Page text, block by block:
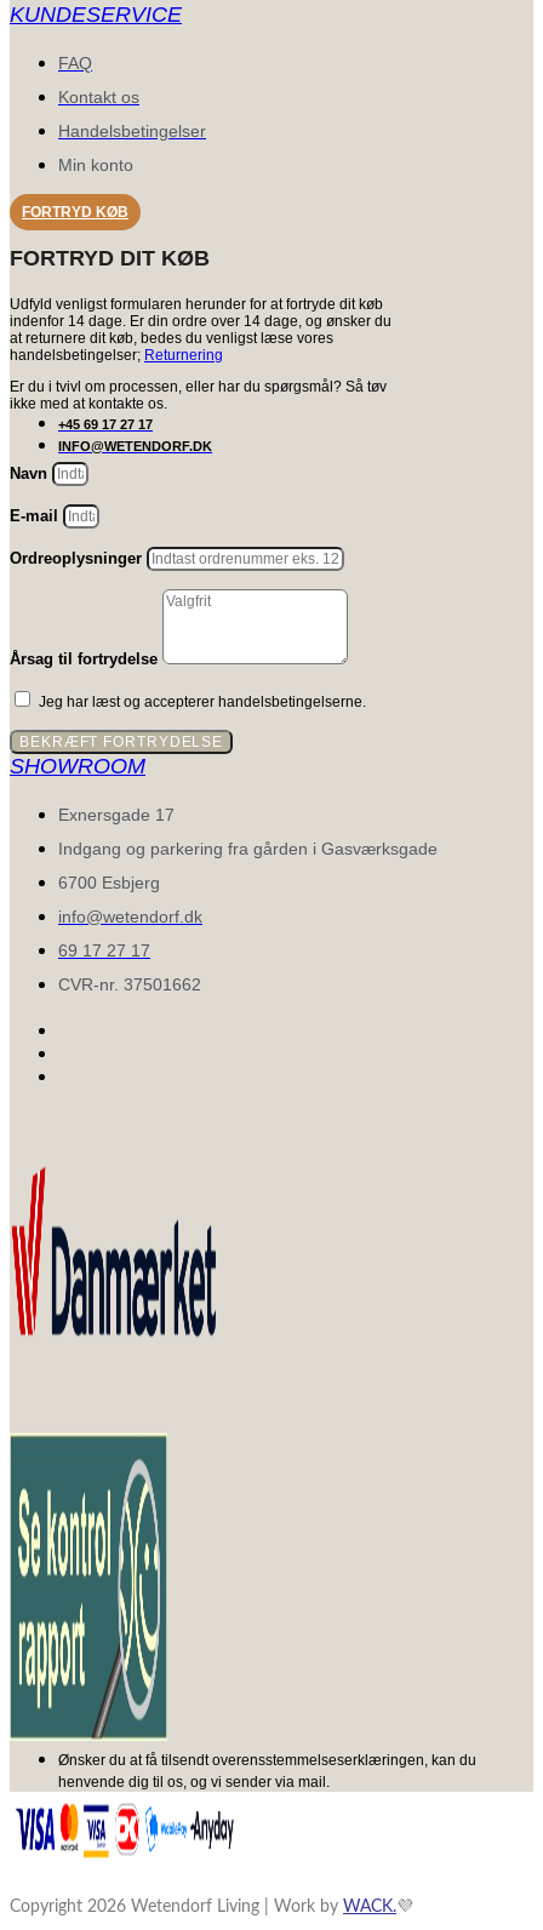
KUNDESERVICE
FAQ
Kontakt os
Handelsbetingelser
Min konto
FORTRYD KØB
FORTRYD DIT KØB
Udfyld venligst formularen herunder for at fortryde dit køb
indenfor 14 dage. Er din ordre over 14 dage, og ønsker du
at returnere dit køb, bedes du venligst læse vores
handelsbetingelser; Returnering
Er du i tvivl om processen, eller har du spørgsmål? Så tøv
ikke med at kontakte os.
+45 69 17 27 17
INFO@WETENDORF.DK
Navn
E-mail
Ordreoplysninger
Årsag til fortrydelse
Jeg har læst og accepterer handelsbetingelserne.
BEKRÆFT FORTRYDELSE
SHOWROOM
Exnersgade 17
Indgang og parkering fra gården i Gasværksgade
6700 Esbjerg
info@wetendorf.dk
69 17 27 17
CVR-nr. 37501662
Ønsker du at få tilsendt overensstemmelseserklæringen, kan du
henvende dig til os, og vi sender via mail.
Copyright 2026 Wetendorf Living | Work by WACK.💜